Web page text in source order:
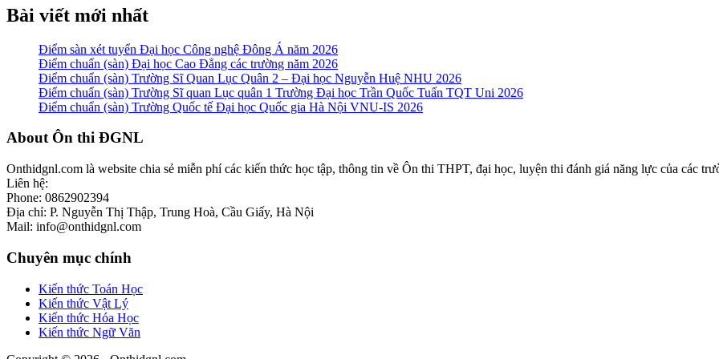
Bài viết mới nhất
Điểm sàn xét tuyển Đại học Công nghệ Đông Á năm 2026
Điểm chuẩn (sàn) Đại học Cao Đẳng các trường năm 2026
Điểm chuẩn (sàn) Trường Sĩ Quan Lục Quân 2 – Đại học Nguyễn Huệ NHU 2026
Điểm chuẩn (sàn) Trường Sĩ quan Lục quân 1 Trường Đại học Trần Quốc Tuấn TQT Uni 2026
Điểm chuẩn (sàn) Trường Quốc tế Đại học Quốc gia Hà Nội VNU-IS 2026
Footer
About Ôn thi ĐGNL
Onthidgnl.com là website chia sẻ miễn phí các kiến thức học tập, thông tin về Ôn thi THPT, đại học, luyện thi đánh giá năng lực của các
Liên hệ:
Phone: 0862902394
Địa chỉ: P. Nguyễn Thị Thập, Trung Hoà, Cầu Giấy, Hà Nội
Mail: info@onthidgnl.com
Chuyên mục chính
Kiến thức Toán Học
Kiến thức Vật Lý
Kiến thức Hóa Học
Kiến thức Ngữ Văn